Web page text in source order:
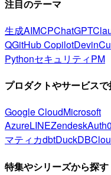
注目のテーマ
生成AIMCPChatGPT
QGitHub CopilotDevin
PythonセキュリティPM
プロダクトやサービス
Google CloudMicrosoft
AzureLINEZendeskAuth0
マティカdbtDuckDB
特集やシリーズから探す